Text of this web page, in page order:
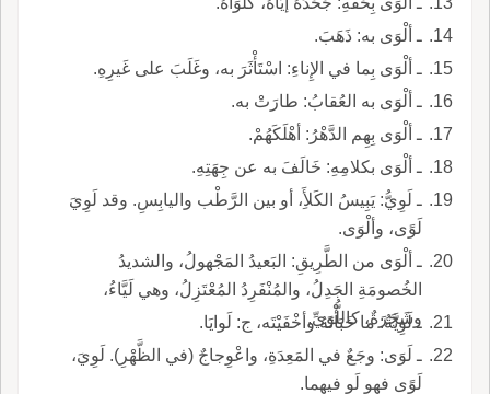
ـ ألْوَى به: ذَهَبَ.
ـ ألْوَى بِما في الإِناءِ: اسْتَأْثَرَ به، وغَلَبَ على غَيرِهِ.
ـ ألْوَى به العُقابُ: طارَتْ به.
ـ ألْوَى بِهِم الدَّهْرُ: أهْلَكَهُمْ.
ـ ألْوَى بكلامِهِ: خَالَفَ به عن جِهَتِهِ.
ـ لَوِيُّ: يَبِيسُ الكَلأَِ، أو بين الرَّطْب واليابِسِ. وقد لَوِيَ
لَوًى، وألْوَى.
ـ ألْوَى من الطَّرِيقِ: البَعيدُ المَجْهولُ، والشديدُ
الخُصومَةِ الجَدِلُ، والمُنْفَرِدُ المُعْتَزِلُ، وهي لَيَّاءُ،
وشَجَرَةٌ، كاللُّوَيِّ.
ـ لَوِيَّةُ: ما خَبَأْتَهُ وأخْفَيْتَه، ج: لَوايَا.
ـ لَوَى: وجَعٌ في المَعِدَةِ، واعْوِجاجٌ (في الظَّهْرِ). لَوِيَ،
لَوًى فهو لَوٍ فيهما.